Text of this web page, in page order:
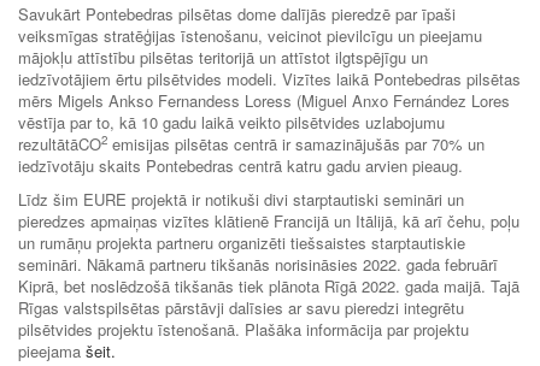
Savukārt Pontebedras pilsētas dome dalījās pieredzē par īpaši
veiksmīgas stratēģijas īstenošanu, veicinot pievilcīgu un pieejamu
mājokļu attīstību pilsētas teritorijā un attīstot ilgtspējīgu un
iedzīvotājiem ērtu pilsētvides modeli. Vizītes laikā Pontebedras pilsētas
mērs Migels Ankso Fernandess Loress (Miguel Anxo Fernández Lores
vēstīja par to, kā 10 gadu laikā veikto pilsētvides uzlabojumu
rezultātāCO2 emisijas pilsētas centrā ir samazinājušās par 70% un
iedzīvotāju skaits Pontebedras centrā katru gadu arvien pieaug.
Līdz šim EURE projektā ir notikuši divi starptautiski semināri un
pieredzes apmaiņas vizītes klātienē Francijā un Itālijā, kā arī čehu, poļu
un rumāņu projekta partneru organizēti tiešsaistes starptautiskie
semināri. Nākamā partneru tikšanās norisināsies 2022. gada februārī
Kiprā, bet noslēdzošā tikšanās tiek plānota Rīgā 2022. gada maijā. Tajā
Rīgas valstspilsētas pārstāvji dalīsies ar savu pieredzi integrētu
pilsētvides projektu īstenošanā. Plašāka informācija par projektu
pieejama šeit.